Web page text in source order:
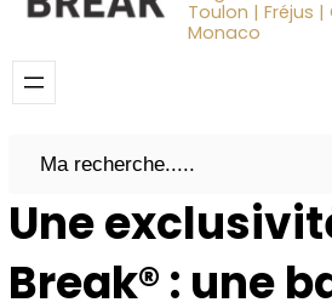
Toulon | Fréjus
Monaco
Search
Une
Break® : une